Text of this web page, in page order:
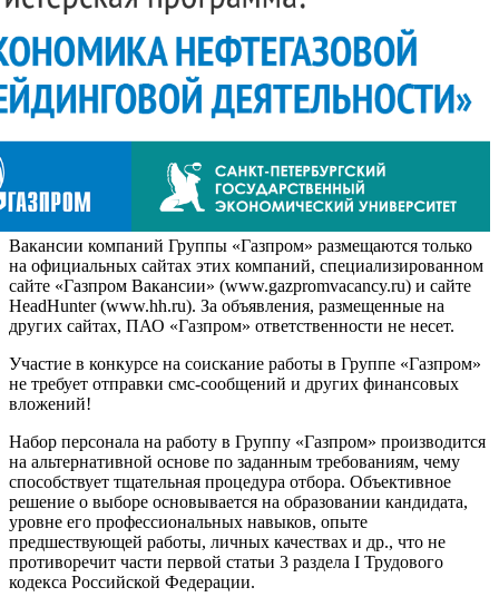
Вакансии компаний Группы «Газпром» размещаются только
на официальных сайтах этих компаний, специализированном
сайте «Газпром Вакансии» (www.gazpromvacancy.ru) и сайте
HeadHunter (www.hh.ru). За объявления, размещенные на
других сайтах, ПАО «Газпром» ответственности не несет.
Участие в конкурсе на соискание работы в Группе «Газпром»
не требует отправки смс-сообщений и других финансовых
вложений!
Набор персонала на работу в Группу «Газпром» производится
на альтернативной основе по заданным требованиям, чему
способствует тщательная процедура отбора. Объективное
решение о выборе основывается на образовании кандидата,
уровне его профессиональных навыков, опыте
предшествующей работы, личных качествах и др., что не
противоречит части первой статьи 3 раздела I Трудового
кодекса Российской Федерации.